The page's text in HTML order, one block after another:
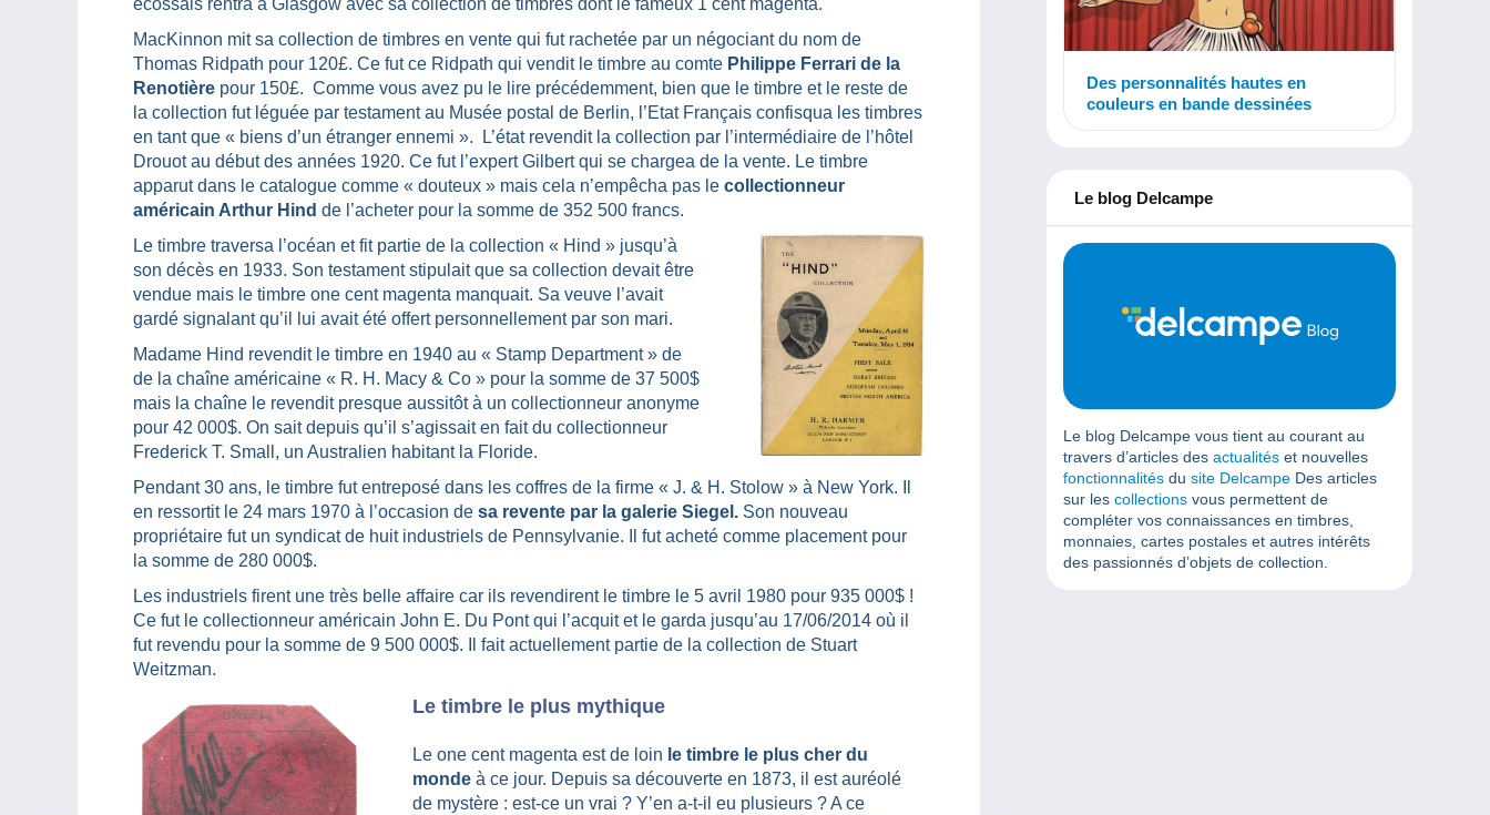
écossais rentra à Glasgow avec sa collection de timbres dont le fameux 1 cent magenta.
MacKinnon mit sa collection de timbres en vente qui fut rachetée par un négociant du nom de
Thomas Ridpath pour 120£. Ce fut ce Ridpath qui vendit le timbre au comte Philippe Ferrari de la
Renotière pour 150£. Comme vous avez pu le lire précédemment, bien que le timbre et le reste de
la collection fut léguée par testament au Musée postal de Berlin, l’Etat Français confisqua les timbres
en tant que « biens d’un étranger ennemi ». L’état revendit la collection par l’intermédiaire de l’hôtel
Drouot au début des années 1920. Ce fut l’expert Gilbert qui se chargea de la vente. Le timbre
apparut dans le catalogue comme « douteux » mais cela n’empêcha pas le collectionneur
américain Arthur Hind de l’acheter pour la somme de 352 500 francs.
Le timbre traversa l’océan et fit partie de la collection « Hind » jusqu’à
son décès en 1933. Son testament stipulait que sa collection devait être
vendue mais le timbre one cent magenta manquait. Sa veuve l’avait
gardé signalant qu’il lui avait été offert personnellement par son mari.
Madame Hind revendit le timbre en 1940 au « Stamp Department » de
de la chaîne américaine « R. H. Macy & Co » pour la somme de 37 500$
mais la chaîne le revendit presque aussitôt à un collectionneur anonyme
pour 42 000$. On sait depuis qu’il s’agissait en fait du collectionneur
Frederick T. Small, un Australien habitant la Floride.
Pendant 30 ans, le timbre fut entreposé dans les coffres de la firme « J. & H. Stolow » à New York. Il
en ressortit le 24 mars 1970 à l’occasion de sa revente par la galerie Siegel. Son nouveau
propriétaire fut un syndicat de huit industriels de Pennsylvanie. Il fut acheté comme placement pour
la somme de 280 000$.
Les industriels firent une très belle affaire car ils revendirent le timbre le 5 avril 1980 pour 935 000$ !
Ce fut le collectionneur américain John E. Du Pont qui l’acquit et le garda jusqu’au 17/06/2014 où il
fut revendu pour la somme de 9 500 000$. Il fait actuellement partie de la collection de Stuart
Weitzman.
Le timbre le plus mythique
Le one cent magenta est de loin le timbre le plus cher du
monde à ce jour. Depuis sa découverte en 1873, il est auréolé
de mystère : est-ce un vrai ? Y’en a-t-il eu plusieurs ? A ce
Des personnalités hautes en
couleurs en bande dessinées
Le blog Delcampe
Le blog Delcampe vous tient au courant au
travers d’articles des actualités et nouvelles
fonctionnalités du site Delcampe Des articles
sur les collections vous permettent de
compléter vos connaissances en timbres,
monnaies, cartes postales et autres intérêts
des passionnés d’objets de collection.